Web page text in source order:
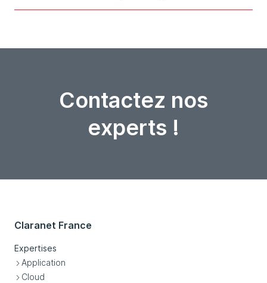
Contactez nos
experts !
Claranet France
Expertises
Application
Cloud